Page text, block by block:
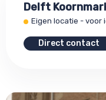
Delft
Eigen locatie - voor
Direct contact